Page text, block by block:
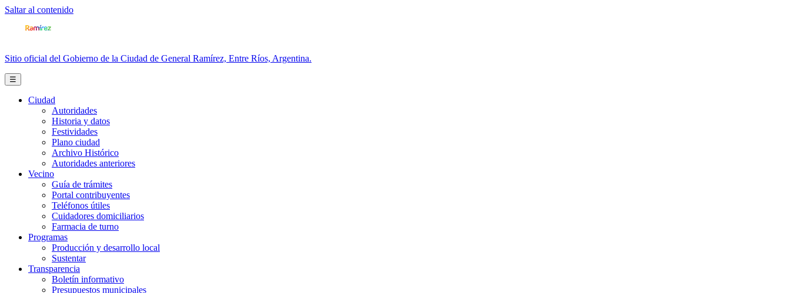
Saltar al contenido
Sitio oficial del Gobierno de la Ciudad de General Ramírez, Entre Ríos, Argentina.
☰
Ciudad
Autoridades
Historia y datos
Festividades
Plano ciudad
Archivo Histórico
Autoridades anteriores
Vecino
Guía de trámites
Portal contribuyentes
Teléfonos útiles
Cuidadores domiciliarios
Farmacia de turno
Programas
Producción y desarrollo local
Sustentar
Transparencia
Boletín informativo
Presupuestos municipales